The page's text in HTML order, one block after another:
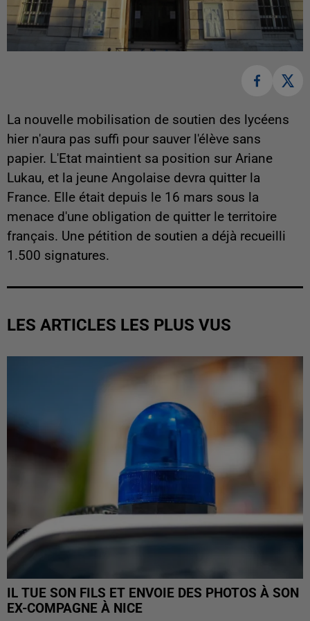
La nouvelle mobilisation de soutien des lycéens
hier n'aura pas suffi pour sauver l'élève sans
papier. L'Etat maintient sa position sur Ariane
Lukau, et la jeune Angolaise devra quitter la
France. Elle était depuis le 16 mars sous la
menace d'une obligation de quitter le territoire
français. Une pétition de soutien a déjà recueilli
1.500 signatures.
LES ARTICLES LES PLUS VUS
IL TUE SON FILS ET ENVOIE DES PHOTOS À SON
EX-COMPAGNE À NICE